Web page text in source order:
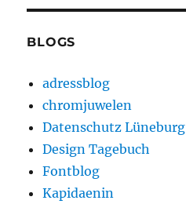
BLOGS
adressblog
chromjuwelen
Datenschutz Lüneburg
Design Tagebuch
Fontblog
Kapidaenin